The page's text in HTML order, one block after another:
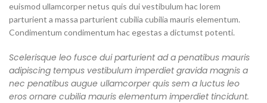
euismod ullamcorper netus quis dui vestibulum hac lorem
parturient a massa parturient cubilia cubilia mauris elementum.
Condimentum condimentum hac egestas a dictumst potenti.
Scelerisque leo fusce dui parturient ad a penatibus mauris
adipiscing tempus vestibulum imperdiet gravida magnis a
nec penatibus augue ullamcorper quis sem a luctus leo
eros ornare cubilia mauris elementum imperdiet tincidunt.